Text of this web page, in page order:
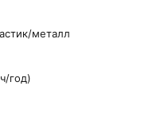
металл
год)